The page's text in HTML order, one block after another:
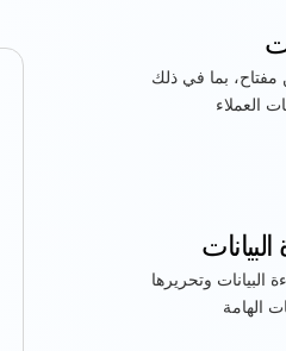
أكثر من 9 ملايين مفتاح، بما في ذلك
العملاء
وتحريرها
الهامة